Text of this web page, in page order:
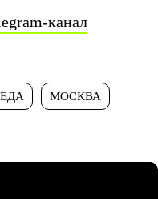
канал
ЕДА МОСКВА